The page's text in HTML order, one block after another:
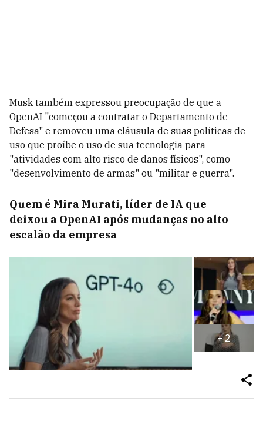
Musk também expressou preocupação de que a
OpenAI "começou a contratar o Departamento de
Defesa" e removeu uma cláusula de suas políticas de
uso que proíbe o uso de sua tecnologia para
"atividades com alto risco de danos físicos", como
"desenvolvimento de armas" ou "militar e guerra".
Quem é Mira Murati, líder de IA que
deixou a OpenAI após mudanças no alto
escalão da empresa
+2